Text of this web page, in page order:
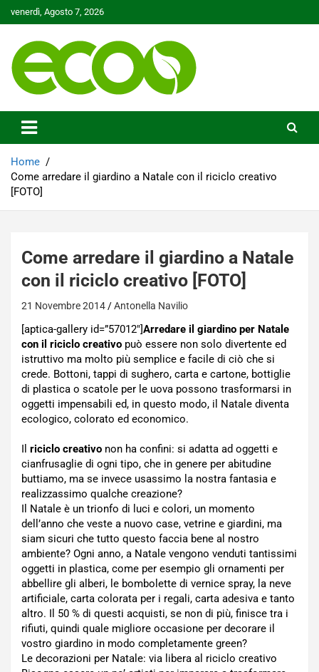
to
venerdì, Agosto 7, 2026
Ecoo.it
Home
Come arredare il giardino a Natale con il riciclo creativo
[FOTO]
Come arredare il giardino a Natale
con il riciclo creativo [FOTO]
21 Novembre 2014 Antonella Navilio
[aptica-gallery id=”57012″]Arredare il giardino per Natale
con il riciclo creativo può essere non solo divertente ed
istruttivo ma molto più semplice e facile di ciò che si
crede. Bottoni, tappi di sughero, carta e cartone, bottiglie
di plastica o scatole per le uova possono trasformarsi in
oggetti impensabili ed, in questo modo, il Natale diventa
ecologico, colorato ed economico.
Il riciclo creativo non ha confini: si adatta ad oggetti e
cianfrusaglie di ogni tipo, che in genere per abitudine
buttiamo, ma se invece usassimo la nostra fantasia e
realizzassimo qualche creazione?
Il Natale è un trionfo di luci e colori, un momento
dell’anno che veste a nuovo case, vetrine e giardini, ma
siam sicuri che tutto questo faccia bene al nostro
ambiente? Ogni anno, a Natale vengono venduti tantissimi
oggetti in plastica, come per esempio gli ornamenti per
abbellire gli alberi, le bombolette di vernice spray, la neve
artificiale, carta colorata per i regali, carta adesiva e tanto
altro. Il 50 % di questi acquisti, se non di più, finisce tra i
rifiuti, quindi quale migliore occasione per decorare il
vostro giardino in modo completamente green?
Le decorazioni per Natale: via libera al riciclo creativo